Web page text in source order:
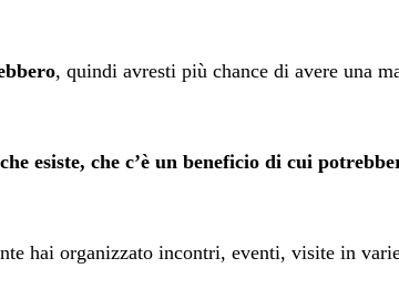
, quindi avresti più chance di avere una
esiste, che c’è un beneficio di cui
hai organizzato incontri, eventi, visite in